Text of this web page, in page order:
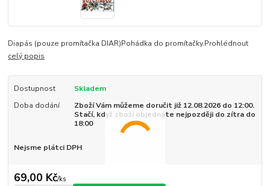
Diapás (pouze promítačka DIAR)Pohádka do promítačky.Prohlédnout
celý popis
Dostupnost
Skladem
Doba dodání
Zboží Vám můžeme doručit již 12.08.2026 do 12:00.
Stačí, když zboží objednáte nejpozději do zítra do
18:00
Nejsme plátci DPH
69,00 Kč/ks